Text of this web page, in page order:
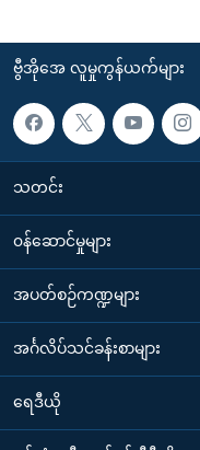
ဗွီအိုအေ လူမှုကွန်ယက်များ
သတင်း
၀န်ဆောင်မှုများ
အပတ်စဉ်ကဏ္ဍများ
အင်္ဂလိပ်သင်ခန်းစာများ
ရေဒီယို